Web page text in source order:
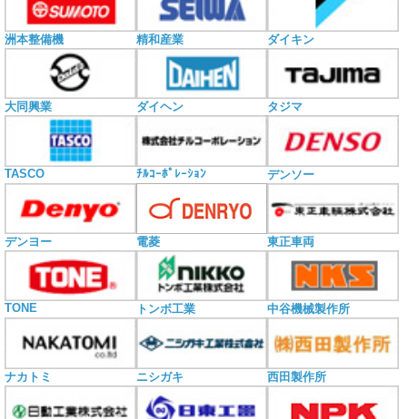
洲本整備機 精和産業 ダイキン
大同興業 ダイヘン タジマ
TASCO ﾁﾙｺｰﾎﾟﾚｰｼｮﾝ デンソー
デンヨー 電菱 東正車両
TONE トンボ工業 中谷機械製作所
ナカトミ ニシガキ 西田製作所